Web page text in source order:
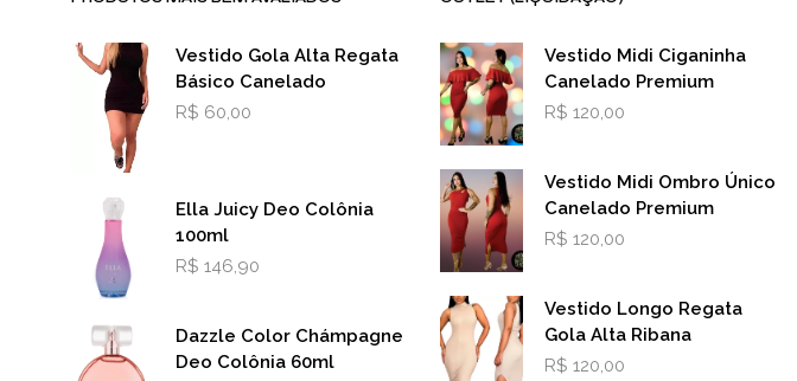
Vestido Gola Alta Regata
Básico Canelado
R$ 60,00
Ella Juicy Deo Colônia
100ml
R$ 146,90
Dazzle Color Chámpagne
Deo Colônia 60ml
Vestido Midi Ciganinha
Canelado Premium
R$ 120,00
Vestido Midi Ombro Único
Canelado Premium
R$ 120,00
Vestido Longo Regata
Gola Alta Ribana
R$ 120,00